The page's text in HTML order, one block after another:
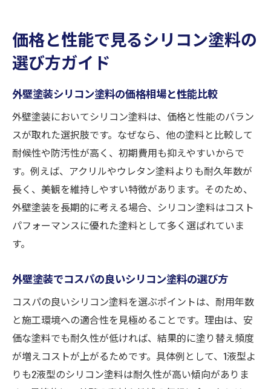
価格と性能で見るシリコン塗料の
選び方ガイド
外壁塗装シリコン塗料の価格相場と性能比較
外壁塗装においてシリコン塗料は、価格と性能のバラン
スが取れた選択肢です。なぜなら、他の塗料と比較して
耐候性や防汚性が高く、初期費用も抑えやすいからで
す。例えば、アクリルやウレタン塗料よりも耐久年数が
長く、美観を維持しやすい特徴があります。そのため、
外壁塗装を長期的に考える場合、シリコン塗料はコスト
パフォーマンスに優れた塗料として多く選ばれていま
す。
外壁塗装でコスパの良いシリコン塗料の選び方
コスパの良いシリコン塗料を選ぶポイントは、耐用年数
と施工環境への適合性を見極めることです。理由は、安
価な塗料でも耐久性が低ければ、結果的に塗り替え頻度
が増えコストが上がるためです。具体例として、1液型よ
りも2液型のシリコン塗料は耐久性が高い傾向がありま